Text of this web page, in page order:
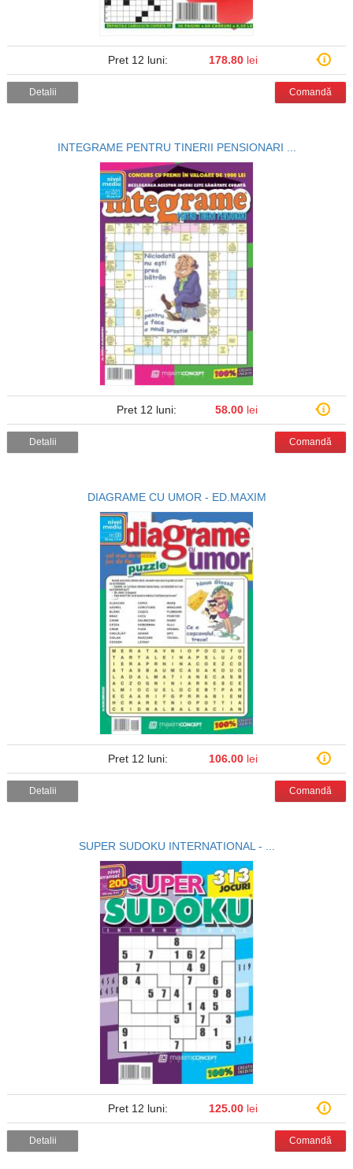
Pret 12 luni: 178.80 lei
Detalii Comandă
INTEGRAME PENTRU TINERII PENSIONARI ...
Pret 12 luni: 58.00 lei
Detalii Comandă
DIAGRAME CU UMOR - ED.MAXIM
Pret 12 luni: 106.00 lei
Detalii Comandă
SUPER SUDOKU INTERNATIONAL - ...
Pret 12 luni: 125.00 lei
Detalii Comandă